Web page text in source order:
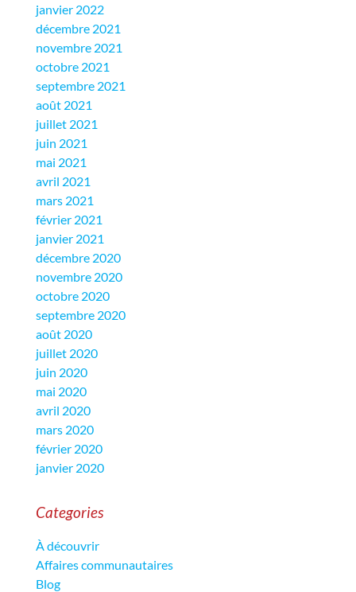
janvier 2022
décembre 2021
novembre 2021
octobre 2021
septembre 2021
août 2021
juillet 2021
juin 2021
mai 2021
avril 2021
mars 2021
février 2021
janvier 2021
décembre 2020
novembre 2020
octobre 2020
septembre 2020
août 2020
juillet 2020
juin 2020
mai 2020
avril 2020
mars 2020
février 2020
janvier 2020
Categories
À découvrir
Affaires communautaires
Blog